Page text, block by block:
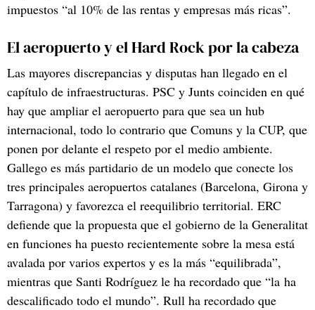
impuestos “al 10% de las rentas y empresas más ricas”.
El aeropuerto y el Hard Rock por la cabeza
Las mayores discrepancias y disputas han llegado en el
capítulo de infraestructuras. PSC y Junts coinciden en qué
hay que ampliar el aeropuerto para que sea un hub
internacional, todo lo contrario que Comuns y la CUP, que
ponen por delante el respeto por el medio ambiente.
Gallego es más partidario de un modelo que conecte los
tres principales aeropuertos catalanes (Barcelona, Girona y
Tarragona) y favorezca el reequilibrio territorial. ERC
defiende que la propuesta que el gobierno de la Generalitat
en funciones ha puesto recientemente sobre la mesa está
avalada por varios expertos y es la más “equilibrada”,
mientras que Santi Rodríguez le ha recordado que “la ha
descalificado todo el mundo”. Rull ha recordado que